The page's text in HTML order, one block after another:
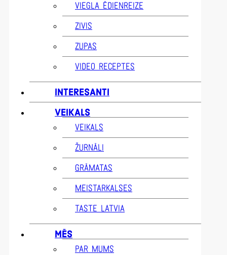
VIEGLA ĒDIENREIZE
ZIVIS
ZUPAS
VIDEO RECEPTES
INTERESANTI
VEIKALS
VEIKALS
ŽURNĀLI
GRĀMATAS
MEISTARKALSES
TASTE LATVIA
MĒS
PAR MUMS